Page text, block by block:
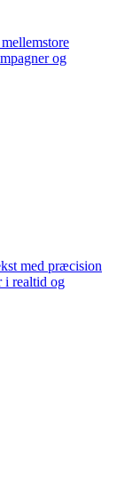
og
med præcision
i realtid og